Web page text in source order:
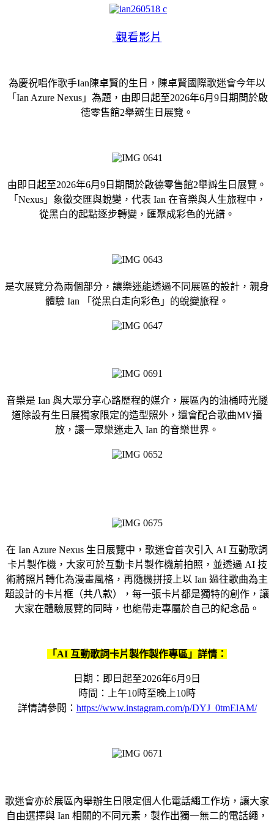
觀看影片
為慶祝唱作歌手Ian陳卓賢的生日，陳卓賢國際歌迷會今年以
「Ian Azure Nexus」為題，由即日起至2026年6月9日期間於啟
德零售館2舉辧生日展覽。
由即日起至2026年6月9日期間於啟德零售館2舉辧生日展覽。
「Nexus」象徵交匯與蛻變，代表 Ian 在音樂與人生旅程中，
從黑白的起點逐步轉變，匯聚成彩色的光譜。
是次展覽分為兩個部分，讓樂迷能透過不同展區的設計，親身
體驗 Ian 「從黑白走向彩色」的蛻變旅程。
音樂是 Ian 與大眾分享心路歷程的媒介，展區內的油桶時光隧
道除設有生日展獨家限定的造型照外，還會配合歌曲MV播
放，讓一眾樂迷走入 Ian 的音樂世界。
在 Ian Azure Nexus 生日展覽中，歌迷會首次引入 AI 互動歌詞
卡片製作機，大家可於互動卡片製作機前拍照，並透過 AI 技
術將照片轉化為漫畫風格，再隨機拼接上以 Ian 過往歌曲為主
題設計的卡片框（共八款），每一張卡片都是獨特的創作，讓
大家在體驗展覽的同時，也能帶走專屬於自己的紀念品。
「 AI 互動歌詞卡片製作製作專區」詳情：
日期：即日起至2026年6月9日
時間：上午10時至晚上10時
詳情請參閱： https://www.instagram.com/p/DYJ_0tmElAM/
歌迷會亦於展區內舉辦生日限定個人化電話繩工作坊，讓大家
自由選擇與 Ian 相關的不同元素，製作出獨一無二的電話繩，